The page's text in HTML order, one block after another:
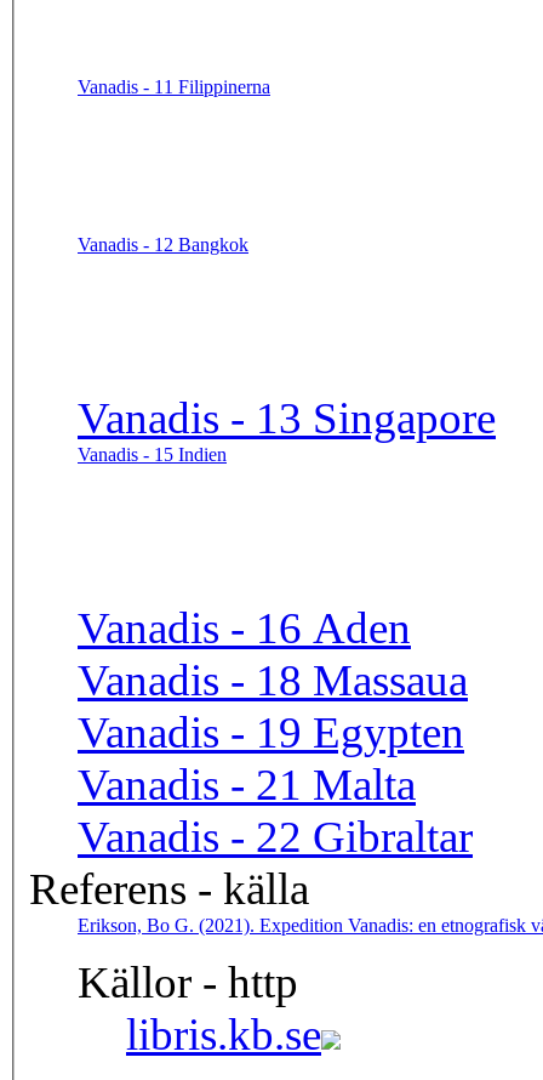
Vanadis - 11 Filippinerna
Vanadis - 12 Bangkok
Vanadis - 13 Singapore
Vanadis - 15 Indien
Vanadis - 16 Aden
Vanadis - 18 Massaua
Vanadis - 19 Egypten
Vanadis - 21 Malta
Vanadis - 22 Gibraltar
Referens - källa
Erikson, Bo G. (2021). Expedition Vanadis: en etnografisk
Källor - http
libris.kb.se